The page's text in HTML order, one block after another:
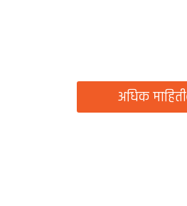
अधिक माहिती